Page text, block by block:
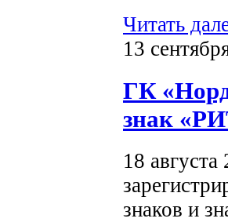
Читать
13
ГК
знак
18
знаков и